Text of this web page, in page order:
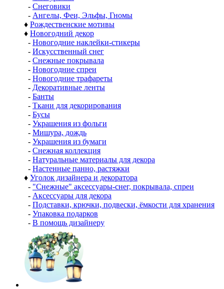
- Снеговики
- Ангелы, Феи, Эльфы, Гномы
♦ Рождественские мотивы
♦ Новогодний декор
- Новогодние наклейки-стикеры
- Искусственный снег
- Снежные покрывала
- Новогодние спреи
- Новогодние трафареты
- Декоративные ленты
- Банты
- Ткани для декорирования
- Бусы
- Украшения из фольги
- Мишура, дождь
- Украшения из бумаги
- Снежная коллекция
- Натуральные материалы для декора
- Настенные панно, растяжки
♦ Уголок дизайнера и декоратора
- "Снежные" аксессуары-снег, покрывала, спреи
- Аксессуары для декора
- Подставки, крючки, подвески, ёмкости для хранения
- Упаковка подарков
- В помощь дизайнеру